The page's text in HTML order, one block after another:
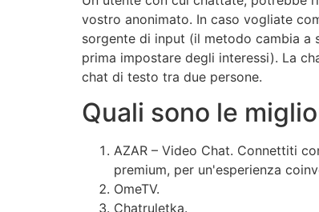
vostro anonimato. In caso vogliate
sorgente di input (il metodo cambia a
prima impostare degli interessi). La
chat di testo tra due persone.
Quali sono le
AZAR – Video Chat. Connettiti
premium, per un'esperienza
OmeTV.
Chatruletka.